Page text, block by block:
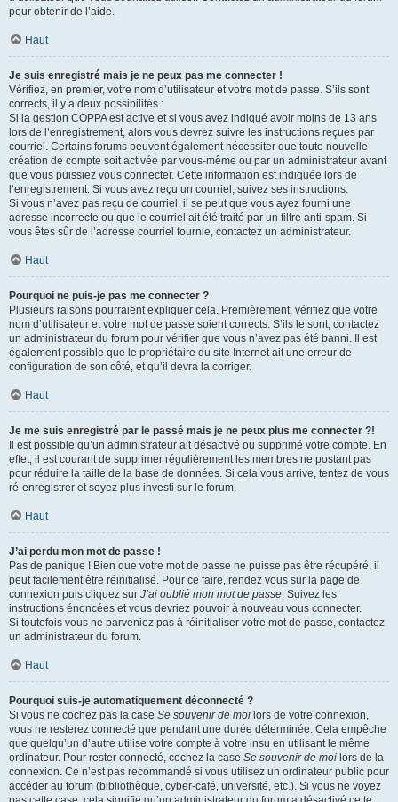
pour obtenir de l’aide.
Haut
Je suis enregistré mais je ne peux pas me connecter !
Vérifiez, en premier, votre nom d’utilisateur et votre mot de passe. S’ils sont
corrects, il y a deux possibilités :
Si la gestion COPPA est active et si vous avez indiqué avoir moins de 13 ans
lors de l’enregistrement, alors vous devrez suivre les instructions reçues par
courriel. Certains forums peuvent également nécessiter que toute nouvelle
création de compte soit activée par vous-même ou par un administrateur avant
que vous puissiez vous connecter. Cette information est indiquée lors de
l’enregistrement. Si vous avez reçu un courriel, suivez ses instructions.
Si vous n’avez pas reçu de courriel, il se peut que vous ayez fourni une
adresse incorrecte ou que le courriel ait été traité par un filtre anti-spam. Si
vous êtes sûr de l’adresse courriel fournie, contactez un administrateur.
Haut
Pourquoi ne puis-je pas me connecter ?
Plusieurs raisons pourraient expliquer cela. Premièrement, vérifiez que votre
nom d’utilisateur et votre mot de passe soient corrects. S’ils le sont, contactez
un administrateur du forum pour vérifier que vous n’avez pas été banni. Il est
également possible que le propriétaire du site Internet ait une erreur de
configuration de son côté, et qu’il devra la corriger.
Haut
Je me suis enregistré par le passé mais je ne peux plus me connecter ?!
Il est possible qu’un administrateur ait désactivé ou supprimé votre compte. En
effet, il est courant de supprimer régulièrement les membres ne postant pas
pour réduire la taille de la base de données. Si cela vous arrive, tentez de vous
ré-enregistrer et soyez plus investi sur le forum.
Haut
J’ai perdu mon mot de passe !
Pas de panique ! Bien que votre mot de passe ne puisse pas être récupéré, il
peut facilement être réinitialisé. Pour ce faire, rendez vous sur la page de
connexion puis cliquez sur J’ai oublié mon mot de passe. Suivez les
instructions énoncées et vous devriez pouvoir à nouveau vous connecter.
Si toutefois vous ne parveniez pas à réinitialiser votre mot de passe, contactez
un administrateur du forum.
Haut
Pourquoi suis-je automatiquement déconnecté ?
Si vous ne cochez pas la case Se souvenir de moi lors de votre connexion,
vous ne resterez connecté que pendant une durée déterminée. Cela empêche
que quelqu’un d’autre utilise votre compte à votre insu en utilisant le même
ordinateur. Pour rester connecté, cochez la case Se souvenir de moi lors de la
connexion. Ce n’est pas recommandé si vous utilisez un ordinateur public pour
accéder au forum (bibliothèque, cyber-café, université, etc.). Si vous ne voyez